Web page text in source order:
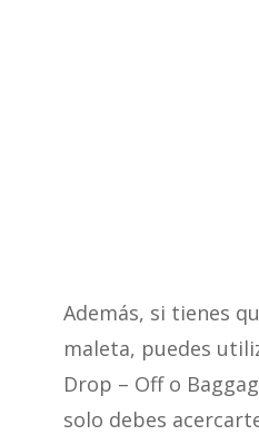
Además, si tienes
maleta, puedes
Drop – Off o
solo debes